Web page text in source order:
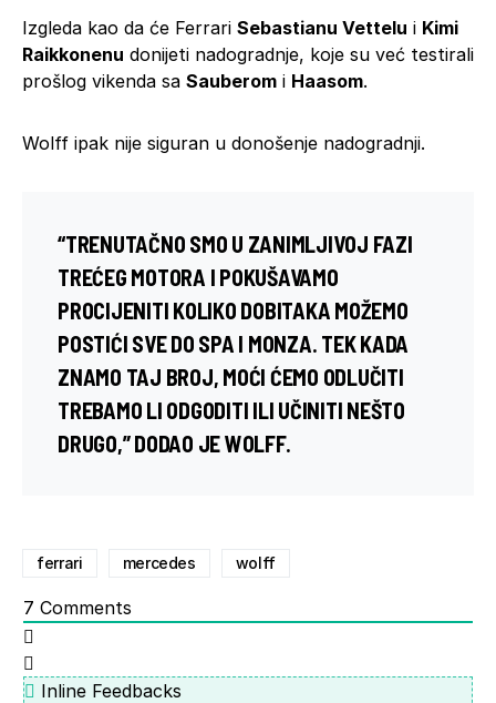
Izgleda kao da će Ferrari Sebastianu Vettelu i Kimi
Raikkonenu donijeti nadogradnje, koje su već testirali
prošlog vikenda sa Sauberom i Haasom.
Wolff ipak nije siguran u donošenje nadogradnji.
“TRENUTAČNO SMO U ZANIMLJIVOJ FAZI
TREĆEG MOTORA I POKUŠAVAMO
PROCIJENITI KOLIKO DOBITAKA MOŽEMO
POSTIĆI SVE DO SPA I MONZA. TEK KADA
ZNAMO TAJ BROJ, MOĆI ĆEMO ODLUČITI
TREBAMO LI ODGODITI ILI UČINITI NEŠTO
DRUGO,” DODAO JE WOLFF.
ferrari mercedes wolff
7 Comments
Inline Feedbacks